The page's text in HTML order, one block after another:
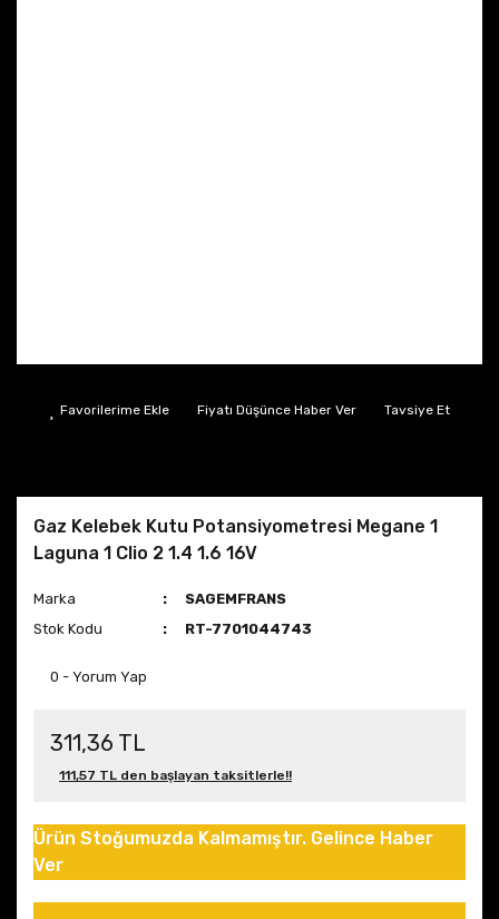
Fiyatı Düşünce Haber Ver Tavsiye Et
Gaz Kelebek Kutu Potansiyometresi Megane 1
Laguna 1 Clio 2 1.4 1.6 16V
Marka
SAGEMFRANS
Stok Kodu
RT-7701044743
0 - Yorum Yap
311,36 TL
111,57 TL den başlayan taksitlerle!!
Ürün Stoğumuzda Kalmamıştır. Gelince Haber
Ver